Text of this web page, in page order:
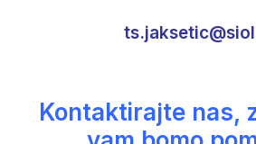
Kontaktirajte nas,